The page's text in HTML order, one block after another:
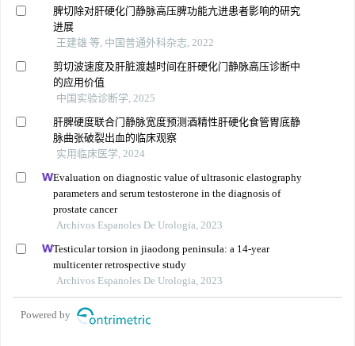
脾切除对肝硬化门静脉高压脾功能亢进患者影响的研究
进展
王建雄 等, 中国普通外科杂志, 2022
剪切波速度及肝脏渡越时间在肝硬化门静脉高压诊断中
的应用价值
中国实验诊断学, 2025
肝脾硬度联合门静脉宽度预测酒精性肝硬化食管胃底静
脉曲张破裂出血的临床观察
实用临床医学, 2024
Evaluation on diagnostic value of ultrasonic elastography
parameters and serum testosterone in the diagnosis of
prostate cancer
Archivos Espanoles De Urologia, 2023
Testicular torsion in jiaodong peninsula: a 14-year
multicenter retrospective study
Archivos Espanoles De Urologia, 2023
Powered by